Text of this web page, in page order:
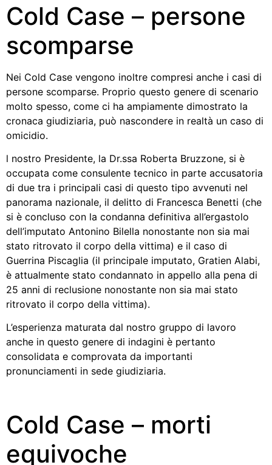
Cold Case – persone
scomparse
Nei Cold Case vengono inoltre compresi anche i casi di
persone scomparse. Proprio questo genere di scenario
molto spesso, come ci ha ampiamente dimostrato la
cronaca giudiziaria, può nascondere in realtà un caso di
omicidio.
l nostro Presidente, la Dr.ssa Roberta Bruzzone, si è
occupata come consulente tecnico in parte accusatoria
di due tra i principali casi di questo tipo avvenuti nel
panorama nazionale, il delitto di Francesca Benetti (che
si è concluso con la condanna definitiva all’ergastolo
dell’imputato Antonino Bilella nonostante non sia mai
stato ritrovato il corpo della vittima) e il caso di
Guerrina Piscaglia (il principale imputato, Gratien Alabi,
è attualmente stato condannato in appello alla pena di
25 anni di reclusione nonostante non sia mai stato
ritrovato il corpo della vittima).
L’esperienza maturata dal nostro gruppo di lavoro
anche in questo genere di indagini è pertanto
consolidata e comprovata da importanti
pronunciamenti in sede giudiziaria.
Cold Case – morti
equivoche